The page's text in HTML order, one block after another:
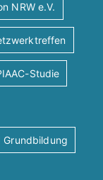
NRW e.V.
Studie